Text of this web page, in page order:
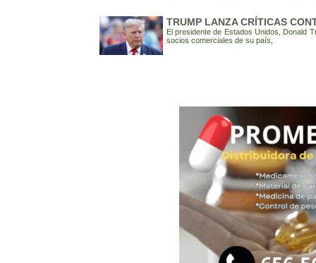
TRUMP LANZA CRÍTICAS
El presidente de Estados Unidos, Donald
socios comerciales de su país,